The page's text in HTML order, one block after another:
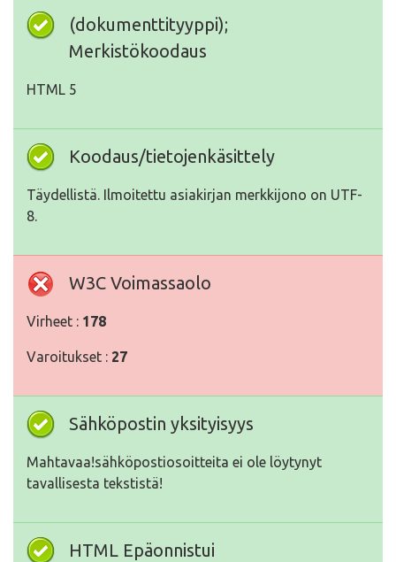
(dokumenttityyppi);
Merkistökoodaus
HTML 5
Koodaus/tietojenkäsittely
Täydellistä. Ilmoitettu asiakirjan merkkijono on UTF-
8.
W3C Voimassaolo
Virheet : 178
Varoitukset : 27
Sähköpostin yksityisyys
Mahtavaa!sähköpostiosoitteita ei ole löytynyt
tavallisesta tekstistä!
HTML Epäonnistui